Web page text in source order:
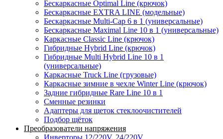
Бескаркасные Optimal Line (крючок)
Бескаркасные EXTRA LINE (модельные)
Бескаркасные Multi-Cap 6 в 1 (универсальные)
Бескаркасные Maximal Line 10 в 1 (универсальные)
Каркасные Classic Line (крючок)
Гибридные Hybrid Line (крючок)
Гибридные Multi Hybrid Line 10 в 1
(универсальные)
Каркасные Truck Line (грузовые)
Каркасные зимние в чехле Winter Line (крючок)
Задние гибридные Rare Line 10 в 1
Сменные резинки
Адаптеры для щеток стеклоочистителей
Подбор щёток
Преобразователи напряжения
Инверторы 12/220V, 24/220V